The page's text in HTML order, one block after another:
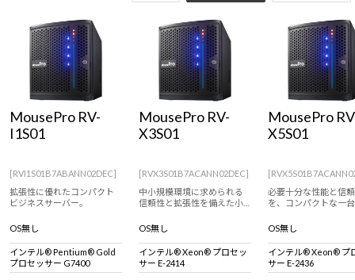
MousePro RV-
I1S01
[RVI1S01B7ABANN02DEC]
拡張性に優れたコンパクト
ビジネスサーバー。
OS無し
インテル® Pentium® Gold
プロセッサー G7400
MousePro RV-
X3S01
[RVX3S01B7ACANN02DEC]
中小規模環境に求められる
信頼性と拡張性を備えた小
OS無し
インテル® Xeon® プロセッ
サー E-2414
MousePro
X5S01
必要十分な性能と信
を、コンパクトな一
OS無し
インテル® Xeon® プ
サー E-2436